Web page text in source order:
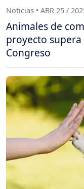
Noticias • ABR 25 /
Animales de
proyecto
Congreso